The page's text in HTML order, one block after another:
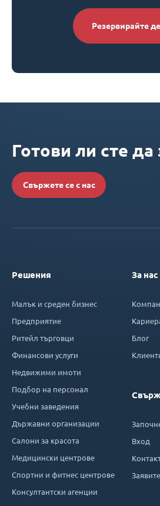
Резервирайте
Готови ли сте да
Свържете се с нас
Решения
Малък и среден бизнес
Предприятие
Ритейл търговци
Финансови услуги
Недвижими имоти
Подбор на персонал
Учебни заведения
Държавни организации
Салони за красота
Медицински центрове
Спортни и фитнес центрове
Консултантски агенции
За нас
Блог
Вход